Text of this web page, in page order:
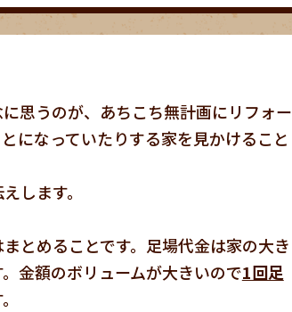
思うのが、あちこち無計画にリフォー
になっていたりする家を見かけること
します。
とめることです。足場代金は家の大き
金額のボリュームが大きいので1回足